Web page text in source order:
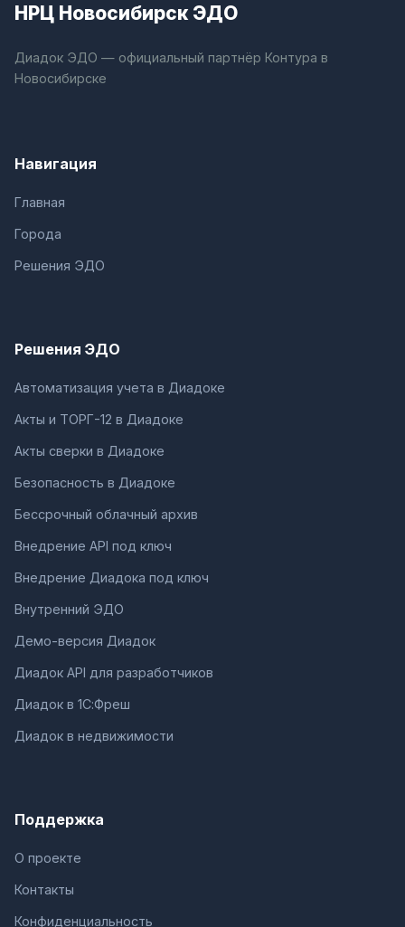
НРЦ Новосибирск ЭДО
Диадок ЭДО — официальный партнёр Контура в
Новосибирске
Навигация
Главная
Города
Решения ЭДО
Решения ЭДО
Автоматизация учета в Диадоке
Акты и ТОРГ-12 в Диадоке
Акты сверки в Диадоке
Безопасность в Диадоке
Бессрочный облачный архив
Внедрение API под ключ
Внедрение Диадока под ключ
Внутренний ЭДО
Демо-версия Диадок
Диадок API для разработчиков
Диадок в 1С:Фреш
Диадок в недвижимости
Поддержка
О проекте
Контакты
Конфиденциальность